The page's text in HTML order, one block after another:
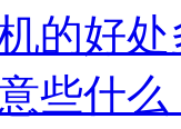
的好
些什